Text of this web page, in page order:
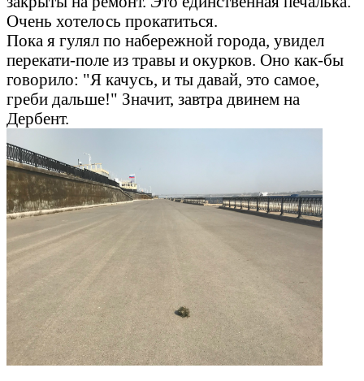
Очень хотелось прокатиться.
Пока я гулял по набережной города, увидел
перекати-поле из травы и окурков. Оно как-бы
говорило: "Я качусь, и ты давай, это самое,
греби дальше!" Значит, завтра двинем на
Дербент.